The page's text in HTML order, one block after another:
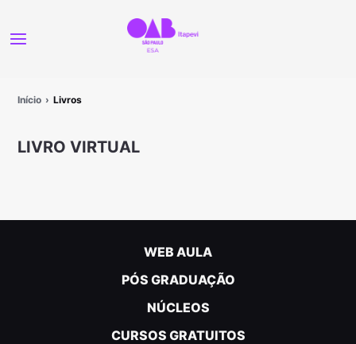
Início Livros
LIVRO VIRTUAL
WEB AULA
PÓS GRADUAÇÃO
NÚCLEOS
CURSOS GRATUITOS